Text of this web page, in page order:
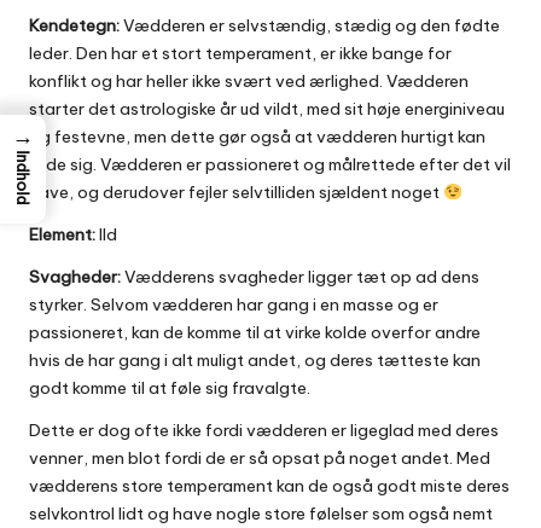
Kendetegn:Vædderen er selvstændig, stædig og den fødte
leder. Den har et stort temperament, er ikke bange for
konflikt og har heller ikke svært ved ærlighed. Vædderen
starter det astrologiske år ud vildt, med sit høje energiniveau
og festevne, men dette gør også at vædderen hurtigt kan
kede sig. Vædderen er passioneret og målrettede efter det vil
have, og derudover fejler selvtilliden sjældent noget
Element:Ild
Svagheder:Vædderens svagheder ligger tæt op ad dens
styrker. Selvom vædderen har gang i en masse og er
passioneret, kan de komme til at virke kolde overfor andre
hvis de har gang i alt muligt andet, og deres tætteste kan
godt komme til at føle sig fravalgte.
Dette er dog ofte ikke fordi vædderen er ligeglad med deres
venner, men blot fordi de er så opsat på noget andet. Med
vædderens store temperament kan de også godt miste deres
selvkontrol lidt og have nogle store følelser som også nemt
→
Indhold